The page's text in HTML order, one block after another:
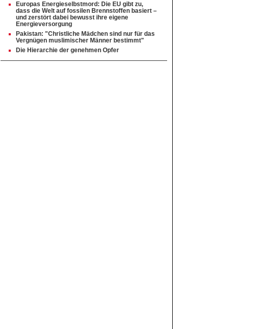
Europas Energieselbstmord: Die EU gibt zu,
dass die Welt auf fossilen Brennstoffen basiert –
und zerstört dabei bewusst ihre eigene
Energieversorgung
Pakistan: "Christliche Mädchen sind nur für das
Vergnügen muslimischer Männer bestimmt"
Die Hierarchie der genehmen Opfer